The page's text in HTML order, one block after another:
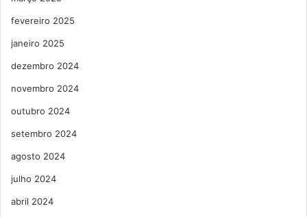
fevereiro 2025
janeiro 2025
dezembro 2024
novembro 2024
outubro 2024
setembro 2024
agosto 2024
julho 2024
abril 2024